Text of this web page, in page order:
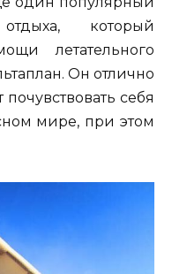
который
летательного
Он отлично
себя
мире, при этом